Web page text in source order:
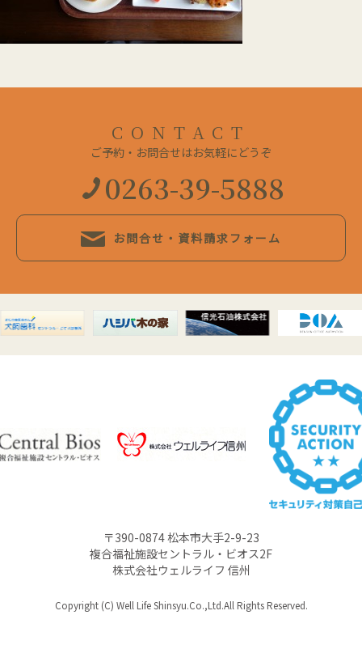
CONTACT
ご予約・お問合せはお気軽にどうぞ
0263-39-5888
お問合せ・資料請求フォーム
〒390-0874 松本市大手2-9-23
複合福祉施設セントラル・ビオス2F
株式会社ウェルライフ 信州
Copyright (C) Well Life Shinsyu.Co.,Ltd.All Rights Reserved.